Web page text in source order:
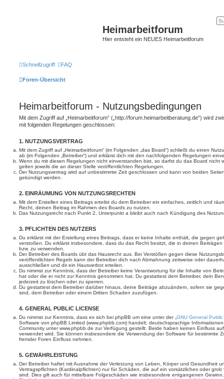
Heimarbeitforum
Hier entsteht ein NEUES Heimarbeitforum
Schnellzugriff FAQ
Foren-Übersicht
Heimarbeitforum - Nutzungsbedingungen
Mit dem Zugriff auf „Heimarbeitforum“ („http://forum.heimarbeitberatung.de“) wird
mit folgenden Regelungen geschlossen:
1. NUTZUNGSVERTRAG
Mit dem Zugriff auf „Heimarbeitforum“ (im Folgenden „das Board“) schließt du einen
ab (im Folgenden „Betreiber“) und erklärst dich mit den nachfolgenden Regelungen
Wenn du mit diesen Regelungen nicht einverstanden bist, so darfst du das Board nicht
gelten jeweils die an dieser Stelle veröffentlichten Regelungen.
Der Nutzungsvertrag wird auf unbestimmte Zeit geschlossen und kann von beiden
gekündigt werden.
2. EINRÄUMUNG VON NUTZUNGSRECHTEN
Mit dem Erstellen eines Beitrags erteilst du dem Betreiber ein einfaches, zeitlich und
Recht, deinen Beitrag im Rahmen des Boards zu nutzen.
Das Nutzungsrecht nach Punkt 2, Unterpunkt a bleibt auch nach Kündigung des
3. PFLICHTEN DES NUTZERS
Du erklärst mit der Erstellung eines Beitrags, dass er keine Inhalte enthält, die gegen
verstoßen. Du erklärst insbesondere, dass du das Recht besitzt, die in deinen
bzw. zu verwenden.
Der Betreiber des Boards übt das Hausrecht aus. Bei Verstößen gegen diese
veröffentlichten Regeln kann der Betreiber dich nach Abmahnung zeitweise oder
ausschließen und dir ein Hausverbot erteilen.
Du nimmst zur Kenntnis, dass der Betreiber keine Verantwortung für die Inhalte von
hat oder die er nicht zur Kenntnis genommen hat. Du gestattest dem Betreiber, dein
jederzeit zu löschen oder zu sperren.
Du gestattest dem Betreiber darüber hinaus, deine Beiträge abzuändern, sofern sie
sind, dem Betreiber oder einem Dritten Schaden zuzufügen.
4. GENERAL PUBLIC LICENSE
Du nimmst zur Kenntnis, dass es sich bei phpBB um eine unter der „ GNU General
Software von phpBB Limited (www.phpbb.com) handelt; deutschsprachige
Community unter www.phpbb.de zur Verfügung gestellt. Beide haben keinen Einfluss
verwendet wird. Sie können insbesondere die Verwendung der Software für bestimmte
fremder Foren Einfluss nehmen.
5. GEWÄHRLEISTUNG
Der Betreiber haftet mit Ausnahme der Verletzung von Leben, Körper und Gesundheit
Vertragspflichten (Kardinalpflichten) nur für Schäden, die auf ein vorsätzliches oder
sind. Dies gilt auch für mittelbare Folgeschäden wie insbesondere entgangenen Gewinn.